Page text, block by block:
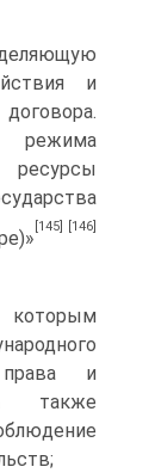
и
режима
ресурсы
[145] [146]
права и
также